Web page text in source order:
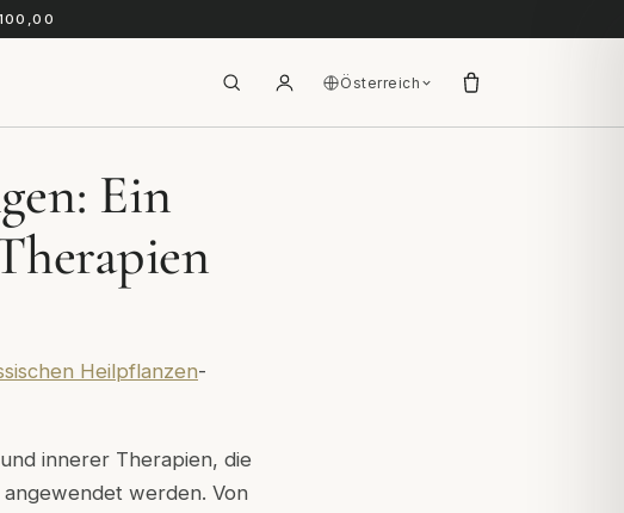
Österreich
Ein
Heilpflanzen-
innerer Therapien, die
angewendet werden. Von